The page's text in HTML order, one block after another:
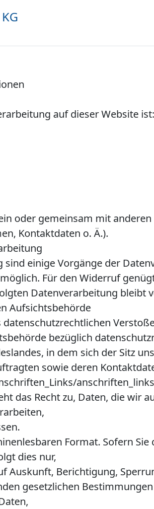
auf dieser Website ist:
oder gemeinsam mit
Kontaktdaten o. Ä.).
einige Vorgänge der
Für den Widerruf
Datenverarbeitung bleibt
Aufsichtsbehörde
bezüglich
in dem sich der Sitz
sowie deren
das Recht zu, Daten, die wir
Format. Sofern
dies nur,
Auskunft, Berichtigung,
gesetzlichen